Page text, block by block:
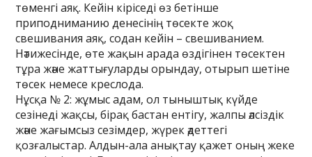
төменгі аяқ. Кейін кіріседі өз бетінше
приподниманию денесінің төсекте жоқ
свешивания аяқ, содан кейін – свешиванием.
Нәтижесінде, өте жақын арада өздігінен төсектен
тұра және жаттығуларды орындау, отырып шетіне
төсек немесе креслода.
Нұсқа № 2: жұмыс адам, ол тыныштық күйде
сезінеді жақсы, бірақ бастан ентігу, жалпы әлсіздік
және жағымсыз сезімдер, жүрек әдеттегі
қозғалыстар. Алдын-ала анықтау қажет оның жеке